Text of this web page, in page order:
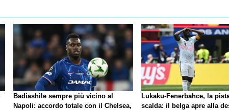
Badiashile sempre più vicino al
Napoli: accordo totale con il Chelsea,
Lukaku-Fenerbahce, la
scalda: il belga apre alla